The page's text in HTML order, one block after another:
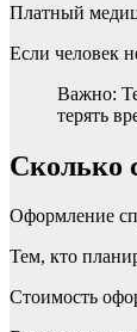
Платный
Если человек
Важно:
терять
Сколько
Оформление
Тем, кто
Стоимость